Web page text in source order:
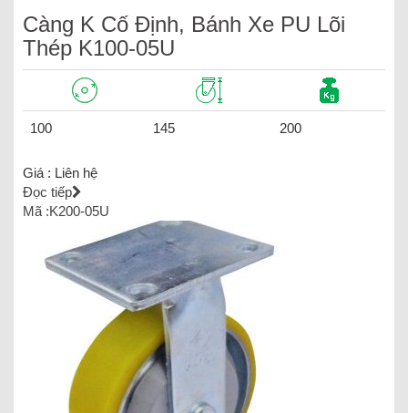
Càng K Cố Định, Bánh Xe PU Lõi
Thép K100-05U
100 145 200
Giá : Liên hệ
Đọc tiếp
Mã :K200-05U